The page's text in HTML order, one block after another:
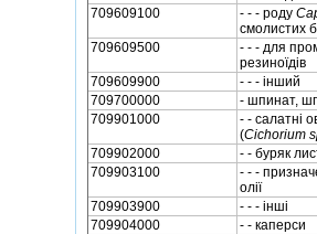
709609100
- - - роду
смолистих
709609500
- - - для
резиноїдiв
709609900
- - - iнший
709700000
- шпинат,
709901000
- - салатнi
(Cichorium
709902000
- - буряк
709903100
- - -
олiї
709903900
- - - iншi
709904000
- - каперси